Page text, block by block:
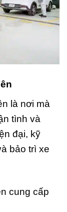
là nơi mà
tình và
đại, kỹ
bảo trì xe
cung cấp